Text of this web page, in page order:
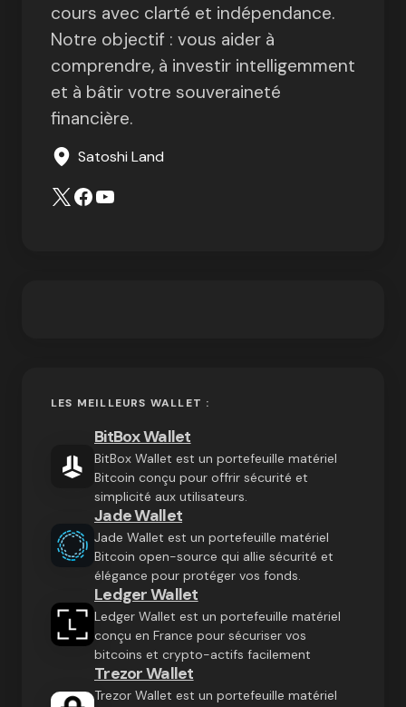
cours avec clarté et indépendance.
Notre objectif : vous aider à
comprendre, à investir intelligemment
et à bâtir votre souveraineté
financière.
Satoshi Land
LES MEILLEURS WALLET :
BitBox Wallet
BitBox Wallet est un portefeuille matériel
Bitcoin conçu pour offrir sécurité et
simplicité aux utilisateurs.
Jade Wallet
Jade Wallet est un portefeuille matériel
Bitcoin open-source qui allie sécurité et
élégance pour protéger vos fonds.
Ledger Wallet
Ledger Wallet est un portefeuille matériel
conçu en France pour sécuriser vos
bitcoins et crypto-actifs facilement
Trezor Wallet
Trezor Wallet est un portefeuille matériel